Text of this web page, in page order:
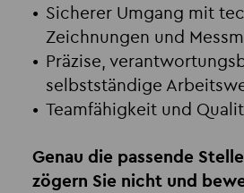
Sicherer Umgang mit
Zeichnungen und
Präzise,
selbstständige
Teamfähigkeit und
Genau die passende
zögern Sie nicht und